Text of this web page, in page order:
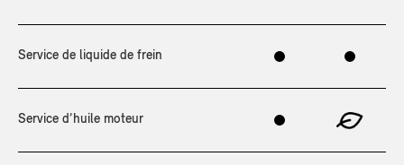
Service de liquide de frein
Service d’huile moteur